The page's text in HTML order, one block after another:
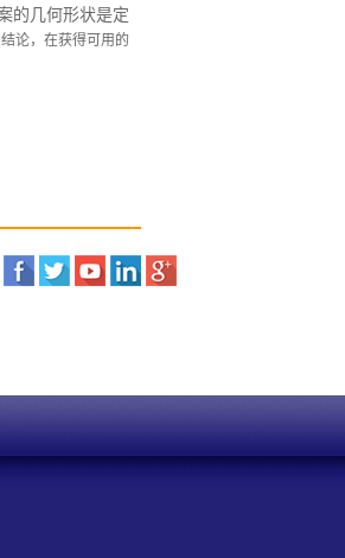
的几何形状是定
论，在获得可用的